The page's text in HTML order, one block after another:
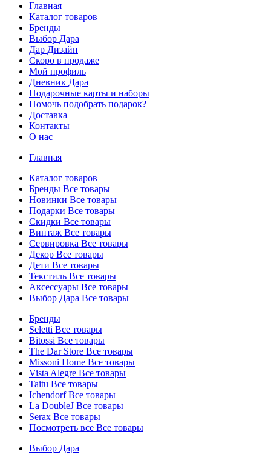
Главная
Каталог товаров
Бренды
Выбор Дара
Дар Дизайн
Скоро в продаже
Мой профиль
Дневник Дара
Подарочные карты и наборы
Помочь подобрать подарок?
Доставка
Контакты
О нас
Главная
Каталог товаров
Бренды Все товары
Новинки Все товары
Подарки Все товары
Скидки Все товары
Винтаж Все товары
Сервировка Все товары
Декор Все товары
Дети Все товары
Текстиль Все товары
Аксессуары Все товары
Выбор Дара Все товары
Бренды
Seletti Все товары
Bitossi Все товары
The Dar Store Все товары
Missoni Home Все товары
Vista Alegre Все товары
Taitu Все товары
IchendorfВсе товары
La DoubleJ Все товары
Serax Все товары
Посмотреть все Все товары
Выбор Дара